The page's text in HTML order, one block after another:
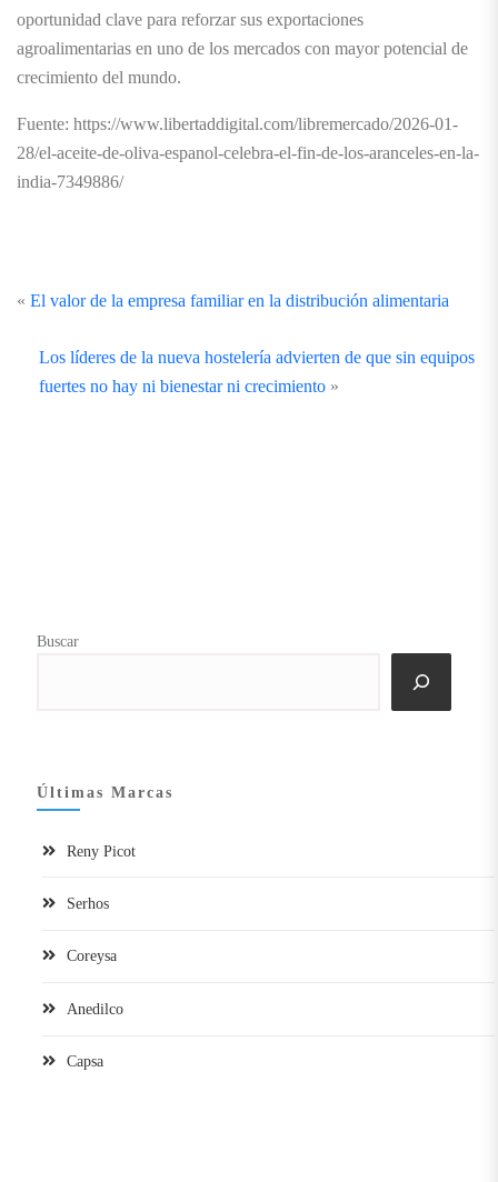
oportunidad clave para reforzar sus exportaciones
agroalimentarias en uno de los mercados con mayor potencial de
crecimiento del mundo.
Fuente: https://www.libertaddigital.com/libremercado/2026-01-
28/el-aceite-de-oliva-espanol-celebra-el-fin-de-los-aranceles-en-la-
india-7349886/
« El valor de la empresa familiar en la distribución alimentaria
Los líderes de la nueva hostelería advierten de que sin equipos
fuertes no hay ni bienestar ni crecimiento »
Buscar
Últimas Marcas
Reny Picot
Serhos
Coreysa
Anedilco
Capsa